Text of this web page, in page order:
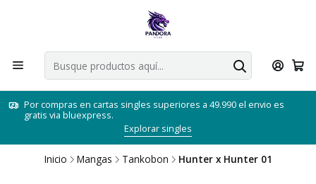
Por compras en cartas singles superiores a 49.990 el envio es
gratis via bluexpress.
Explorar singles
Inicio Mangas Tankobon Hunter x Hunter 01